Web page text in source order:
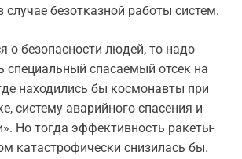
случае безотказной работы систем.
о безопасности людей, то надо
специальный спасаемый отсек на
находились бы космонавты при
систему аварийного спасения и
Но тогда эффективность ракеты-
катастрофически снизилась бы.